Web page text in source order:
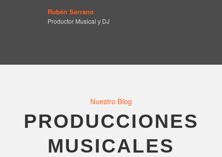
Rubén Serrano
Productor Musical y DJ
Nuestro Blog
PRODUCCIONES
MUSICALES